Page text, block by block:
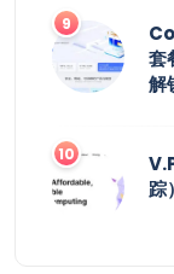
套
解
踪